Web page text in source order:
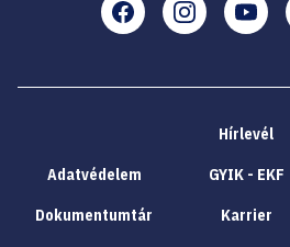
Hírlevél
Adatvédelem GYIK - EKF
Dokumentumtár Karrier